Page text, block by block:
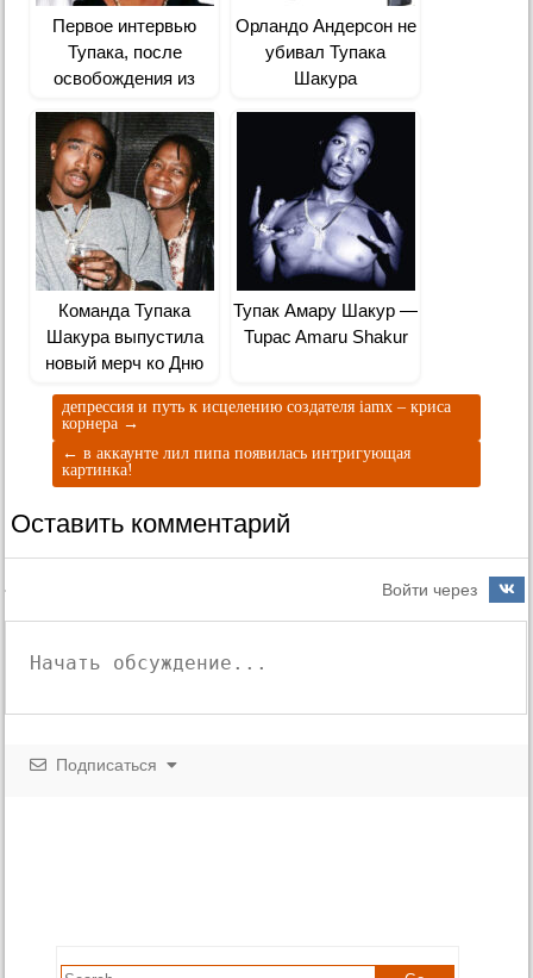
Первое интервью
Тупака, после
освобождения из
Орландо Андерсон не
убивал Тупака
Шакура
Команда Тупака
Шакура выпустила
новый мерч ко Дню
Тупак Амару Шакур —
Tupac Amaru Shakur
депрессия и путь к исцелению создателя iamx – криса
корнера →
← в аккаунте лил пипа появилась интригующая
картинка!
Оставить комментарий
Войти через
Подписаться